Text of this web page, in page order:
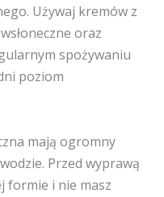
Używaj kremów z
oraz
spożywaniu
poziom
mają ogromny
Przed wyprawą
formie i nie masz